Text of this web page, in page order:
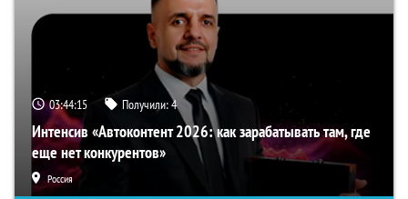
03:44:15 Получили:4
Интенсив «Автоконтент 2026: как зарабатывать там, где
еще нет конкурентов»
Россия